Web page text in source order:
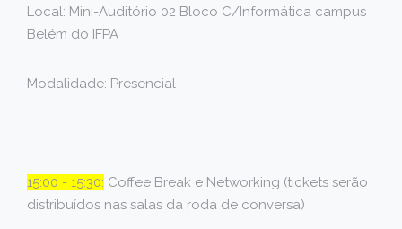
Local: Mini-Auditório 02 Bloco C/Informática campus
Belém do IFPA
Modalidade: Presencial
15:00 - 15:30: Coffee Break e Networking (tickets serão
distribuídos nas salas da roda de conversa)